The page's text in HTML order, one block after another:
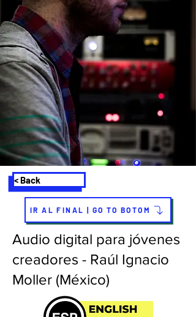
< Back
IR AL FINAL | GO TO BOTOM
Audio digital para jóvenes
creadores - Raúl Ignacio
Moller (México)